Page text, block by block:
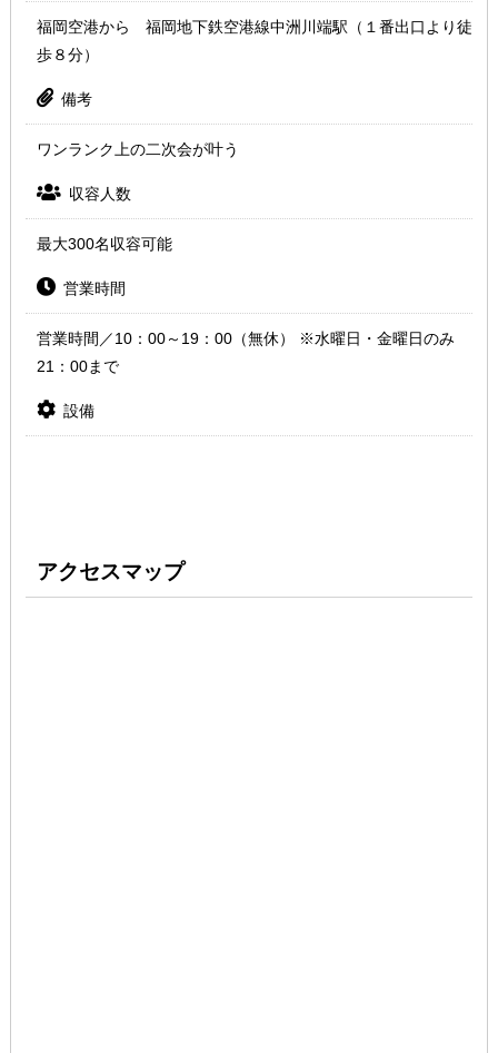
福岡空港から 福岡地下鉄空港線中洲川端駅（１番出口より徒
歩８分）
備考
ワンランク上の二次会が叶う
収容人数
最大300名収容可能
営業時間
営業時間／10：00～19：00（無休） ※水曜日・金曜日のみ
21：00まで
設備
アクセスマップ